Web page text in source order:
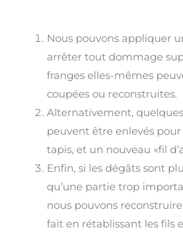
Nous pouvons appliquer
arrêter tout dommage
franges elles-mêmes
coupées ou reconstruites.
Alternativement,
peuvent être enlevés
tapis, et un nouveau «fil
Enfin, si les dégâts sont
qu’une partie trop
nous pouvons
fait en rétablissant les fils